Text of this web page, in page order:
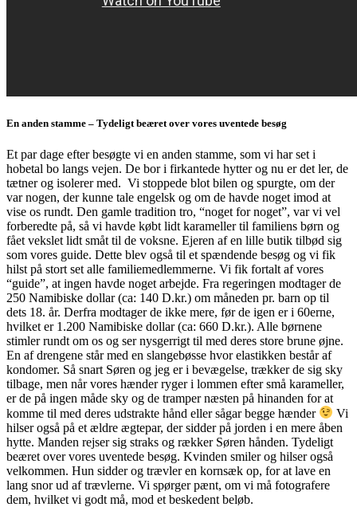
En anden stamme – Tydeligt beæret over vores uventede besøg
Et par dage efter besøgte vi en anden stamme, som vi har set i
hobetal bo langs vejen. De bor i firkantede hytter og nu er det ler, de
tætner og isolerer med. Vi stoppede blot bilen og spurgte, om der
var nogen, der kunne tale engelsk og om de havde noget imod at
vise os rundt. Den gamle tradition tro, “noget for noget”, var vi vel
forberedte på, så vi havde købt lidt karameller til familiens børn og
fået vekslet lidt småt til de voksne. Ejeren af en lille butik tilbød sig
som vores guide. Dette blev også til et spændende besøg og vi fik
hilst på stort set alle familiemedlemmerne. Vi fik fortalt af vores
“guide”, at ingen havde noget arbejde. Fra regeringen modtager de
250 Namibiske dollar (ca: 140 D.kr.) om måneden pr. barn op til
dets 18. år. Derfra modtager de ikke mere, før de igen er i 60erne,
hvilket er 1.200 Namibiske dollar (ca: 660 D.kr.). Alle børnene
stimler rundt om os og ser nysgerrigt til med deres store brune øjne.
En af drengene står med en slangebøsse hvor elastikken består af
kondomer. Så snart Søren og jeg er i bevægelse, trækker de sig sky
tilbage, men når vores hænder ryger i lommen efter små karameller,
er de på ingen måde sky og de tramper næsten på hinanden for at
komme til med deres udstrakte hånd eller sågar begge hænder
Vi
hilser også på et ældre ægtepar, der sidder på jorden i en mere åben
hytte. Manden rejser sig straks og rækker Søren hånden. Tydeligt
beæret over vores uventede besøg. Kvinden smiler og hilser også
velkommen. Hun sidder og trævler en kornsæk op, for at lave en
lang snor ud af trævlerne. Vi spørger pænt, om vi må fotografere
dem, hvilket vi godt må, mod et beskedent beløb.